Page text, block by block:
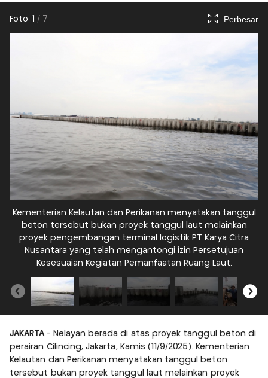
Foto 1 / 7 Perbesar
Kementerian Kelautan dan Perikanan menyatakan tanggul
beton tersebut bukan proyek tanggul laut melainkan
proyek pengembangan terminal logistik PT Karya Citra
Nusantara yang telah mengantongi izin Persetujuan
Kesesuaian Kegiatan Pemanfaatan Ruang Laut.
JAKARTA - Nelayan berada di atas proyek tanggul beton di
perairan Cilincing, Jakarta, Kamis (11/9/2025). Kementerian
Kelautan dan Perikanan menyatakan tanggul beton
tersebut bukan proyek tanggul laut melainkan proyek